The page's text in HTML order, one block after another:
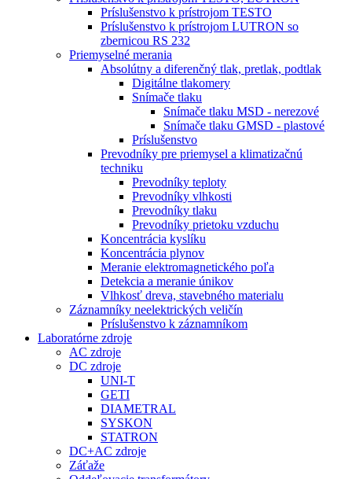
Príslušenstvo k prístrojom TESTO
Príslušenstvo k prístrojom LUTRON so
zbernicou RS 232
Priemyselné merania
Absolútny a diferenčný tlak, pretlak, podtlak
Digitálne tlakomery
Snímače tlaku
Snímače tlaku MSD - nerezové
Snímače tlaku GMSD - plastové
Príslušenstvo
Prevodníky pre priemysel a klimatizačnú
techniku
Prevodníky teploty
Prevodníky vlhkosti
Prevodníky tlaku
Prevodníky prietoku vzduchu
Koncentrácia kyslíku
Koncentrácia plynov
Meranie elektromagnetického poľa
Detekcia a meranie únikov
Vlhkosť dreva, stavebného materialu
Záznamníky neelektrických veličín
Príslušenstvo k záznamníkom
Laboratórne zdroje
AC zdroje
DC zdroje
UNI-T
GETI
DIAMETRAL
SYSKON
STATRON
DC+AC zdroje
Záťaže